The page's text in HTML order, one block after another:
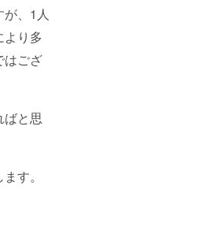
、1人
より多
はござ
ばと思
す。